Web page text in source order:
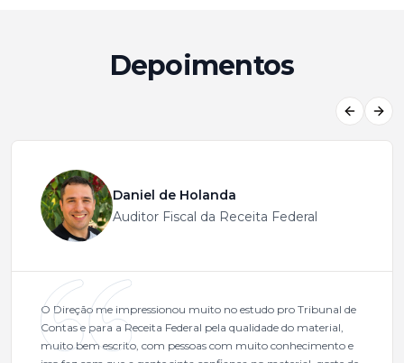
Depoimentos
Daniel de Holanda
Auditor Fiscal da Receita Federal
O Direção me impressionou muito no estudo pro Tribunal de
Contas e para a Receita Federal pela qualidade do material,
muito bem escrito, com pessoas com muito conhecimento e